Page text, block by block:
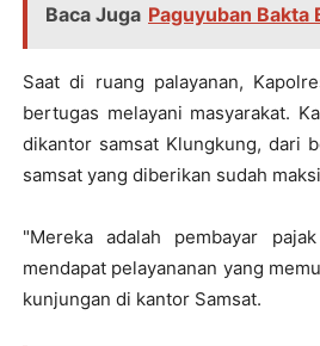
Baca Juga Paguyuban Bakta
Saat di ruang palayanan,
bertugas melayani masyarakat.
dikantor samsat Klungkung, dari
samsat yang diberikan sudah
"Mereka adalah pembayar
mendapat pelayananan yang
kunjungan di kantor Samsat.